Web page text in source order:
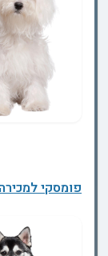
פומסקי למכירה